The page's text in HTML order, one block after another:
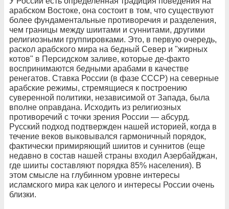
арабском Востоке, она состоит в том, что существуют
более фундаментальные противоречия и разделения,
чем границы между шиитами и суннитами, другими
религиозными группировками. Это, в первую очередь,
раскол арабского мира на бедный Север и "жирных
котов" в Персидском заливе, которые де-факто
воспринимаются бедными арабами в качестве
ренегатов. Ставка России (в фазе СССР) на северные
арабские режимы, стремящиеся к построению
суверенной политики, независимой от Запада, была
вполне оправдана. Исходить из религиозных
противоречий с точки зрения России — абсурд.
Русский подход подтвержден нашей историей, когда в
течение веков выковывался гармоничный порядок,
фактически примиряющий шиитов и суннитов (еще
недавно в состав нашей страны входил Азербайджан,
где шииты составляют порядка 85% населения). В
этом смысле на глубинном уровне интересы
исламского мира как целого и интересы России очень
близки.